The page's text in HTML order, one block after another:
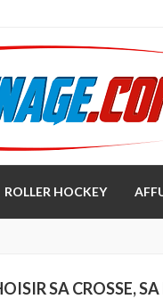
ROLLER HOCKEY
SA CROSSE,